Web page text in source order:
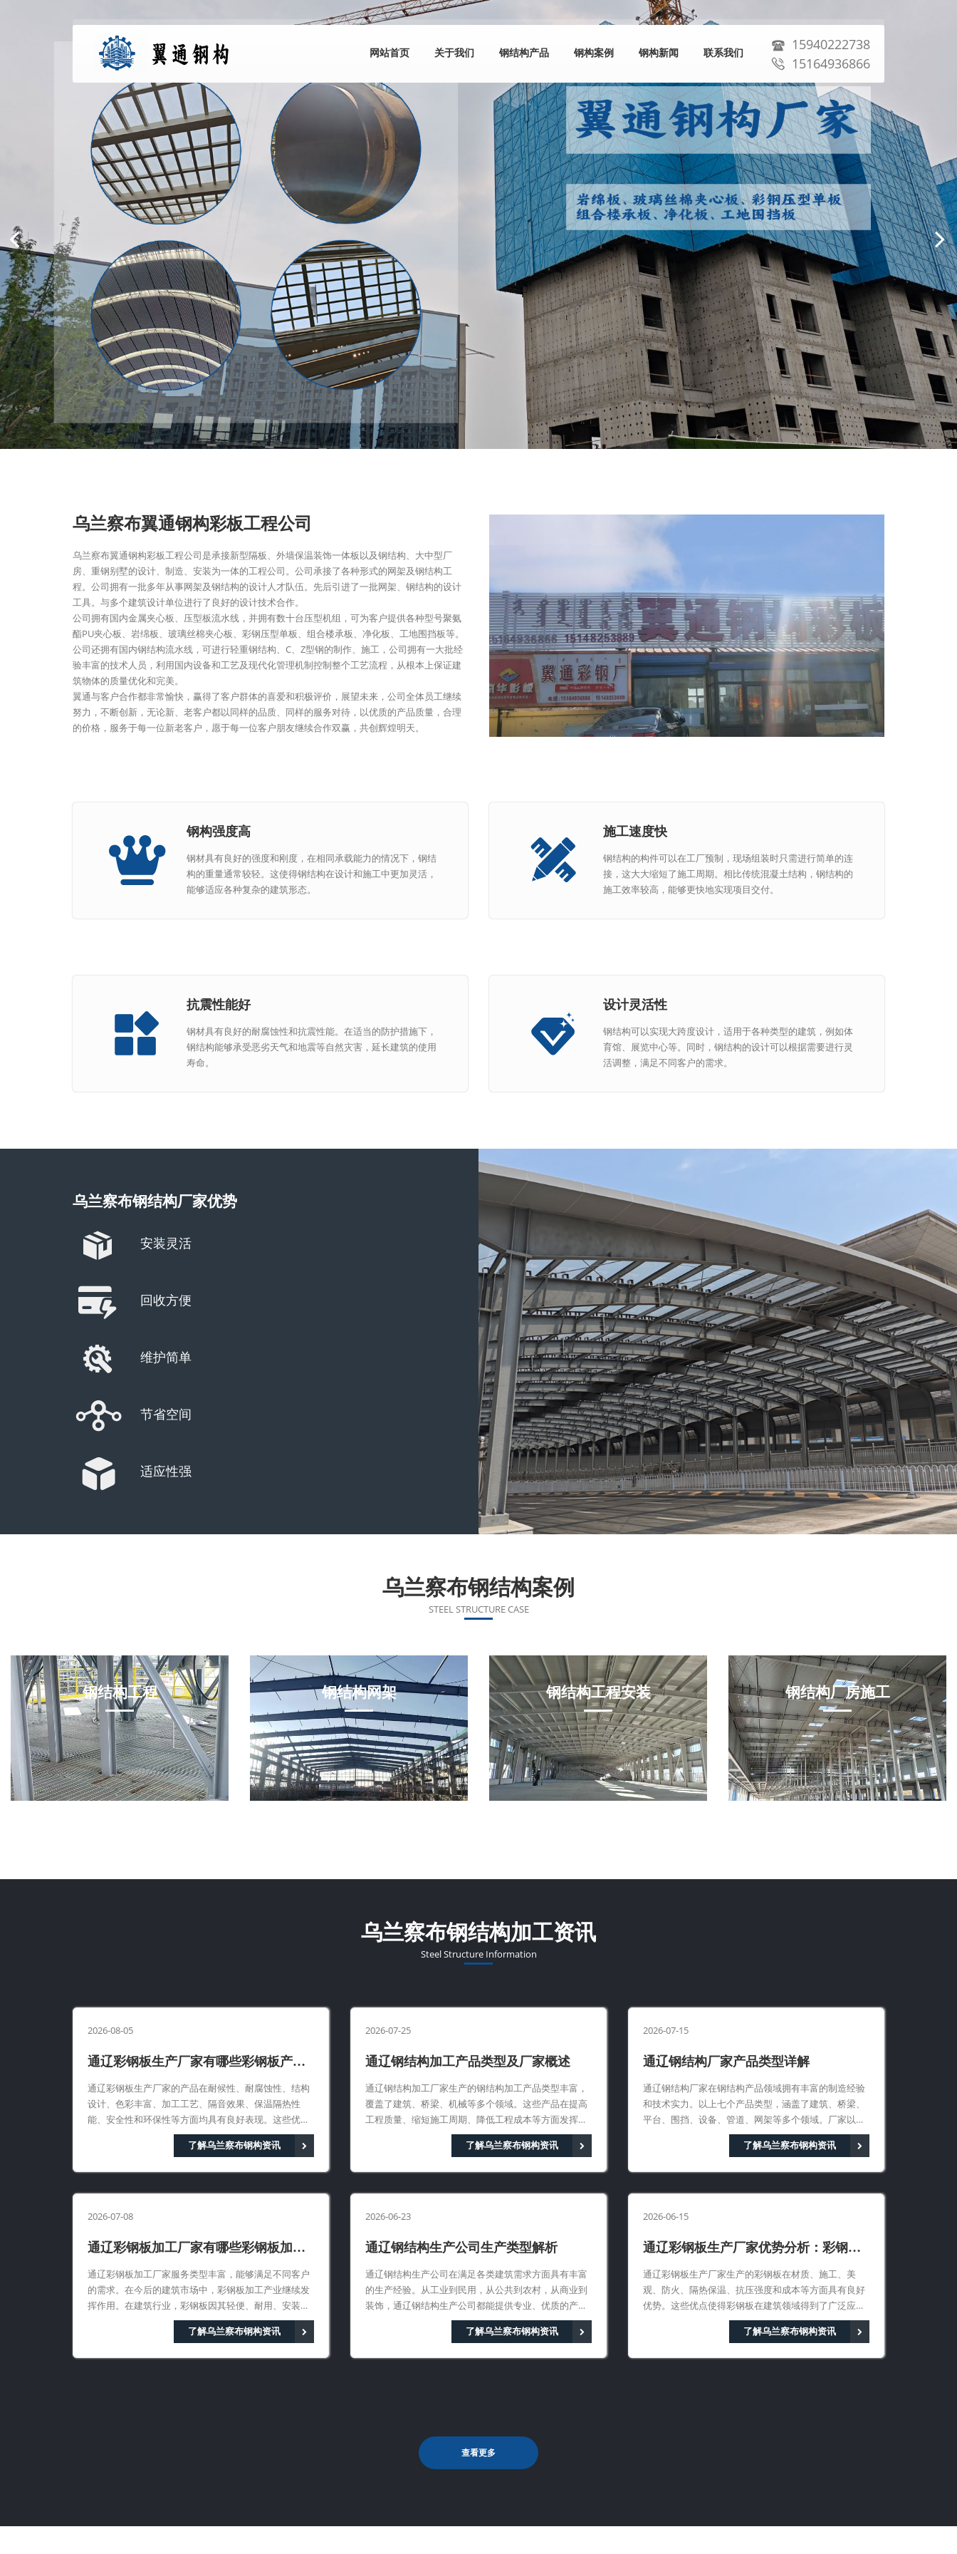
网站首页 关于我们 钢结构产品 钢构案例 钢构新闻 联系我们
15940222738
15164936866
乌兰察布翼通钢构彩板工程公司
乌兰察布翼通钢构彩板工程公司是承接新型隔板、外墙保温装饰一体板以及钢结构、大中型厂
房、重钢别墅的设计、制造、安装为一体的工程公司。公司承接了各种形式的网架及钢结构工
程。公司拥有一批多年从事网架及钢结构的设计人才队伍。先后引进了一批网架、钢结构的设计
工具。与多个建筑设计单位进行了良好的设计技术合作。
公司拥有国内金属夹心板、压型板流水线，并拥有数十台压型机组，可为客户提供各种型号聚氨
酯PU夹心板、岩绵板、玻璃丝棉夹心板、彩钢压型单板、组合楼承板、净化板、工地围挡板等。
公司还拥有国内钢结构流水线，可进行轻重钢结构、C、Z型钢的制作、施工，公司拥有一大批经
验丰富的技术人员，利用国内设备和工艺及现代化管理机制控制整个工艺流程，从根本上保证建
筑物体的质量优化和完美。
翼通与客户合作都非常愉快，赢得了客户群体的喜爱和积极评价，展望未来，公司全体员工继续
努力，不断创新，无论新、老客户都以同样的品质、同样的服务对待，以优质的产品质量，合理
的价格，服务于每一位新老客户，愿于每一位客户朋友继续合作双赢，共创辉煌明天。
钢构强度高
钢材具有良好的强度和刚度，在相同承载能力的情况下，钢结
构的重量通常较轻。这使得钢结构在设计和施工中更加灵活，
能够适应各种复杂的建筑形态。
施工速度快
钢结构的构件可以在工厂预制，现场组装时只需进行简单的连
接，这大大缩短了施工周期。相比传统混凝土结构，钢结构的
施工效率较高，能够更快地实现项目交付。
抗震性能好
钢材具有良好的耐腐蚀性和抗震性能。在适当的防护措施下，
钢结构能够承受恶劣天气和地震等自然灾害，延长建筑的使用
寿命。
设计灵活性
钢结构可以实现大跨度设计，适用于各种类型的建筑，例如体
育馆、展览中心等。同时，钢结构的设计可以根据需要进行灵
活调整，满足不同客户的需求。
乌兰察布钢结构厂家优势
安装灵活
回收方便
维护简单
节省空间
适应性强
乌兰察布钢结构案例
STEEL STRUCTURE CASE
钢结构工程 钢结构网架 钢结构工程安装 钢结构厂房施工
乌兰察布钢结构加工资讯
Steel Structure Information
2026-08-05
通辽彩钢板生产厂家有哪些彩钢板产品
通辽彩钢板生产厂家的产品在耐候性、耐腐蚀性、结构
设计、色彩丰富、加工工艺、隔音效果、保温隔热性
能、安全性和环保性等方面均具有良好表现。这些优势
使得通辽彩钢板产品在市场上具有竞争力
了解乌兰察布钢构资讯
2026-07-25
通辽钢结构加工产品类型及厂家概述
通辽钢结构加工厂家生产的钢结构加工产品类型丰富，
覆盖了建筑、桥梁、机械等多个领域。这些产品在提高
工程质量、缩短施工周期、降低工程成本等方面发挥着
了解乌兰察布钢构资讯
2026-07-15
通辽钢结构厂家产品类型详解
通辽钢结构厂家在钢结构产品领域拥有丰富的制造经验
和技术实力。以上七个产品类型，涵盖了建筑、桥梁、
平台、围挡、设备、管道、网架等多个领域。厂家以优
质的产品、合理的价格、良好的服务，赢得了客户的信
了解乌兰察布钢构资讯
2026-07-08
通辽彩钢板加工厂家有哪些彩钢板加工
通辽彩钢板加工厂家服务类型丰富，能够满足不同客户
的需求。在今后的建筑市场中，彩钢板加工产业继续发
挥作用。在建筑行业，彩钢板因其轻便、耐用、安装便
捷等优点，被广泛应用于工业厂房、商业设施、住宅等
了解乌兰察布钢构资讯
2026-06-23
通辽钢结构生产公司生产类型解析
通辽钢结构生产公司在满足各类建筑需求方面具有丰富
的生产经验。从工业到民用，从公共到农村，从商业到
装饰，通辽钢结构生产公司都能提供专业、优质的产品
和服务。随着建筑行业的不断发展
了解乌兰察布钢构资讯
2026-06-15
通辽彩钢板生产厂家优势分析：彩钢板
通辽彩钢板生产厂家生产的彩钢板在材质、施工、美
观、防火、隔热保温、抗压强度和成本等方面具有良好
优势。这些优点使得彩钢板在建筑领域得到了广泛应
用，成为现代建筑中不可或缺的材料之一。
了解乌兰察布钢构资讯
查看更多